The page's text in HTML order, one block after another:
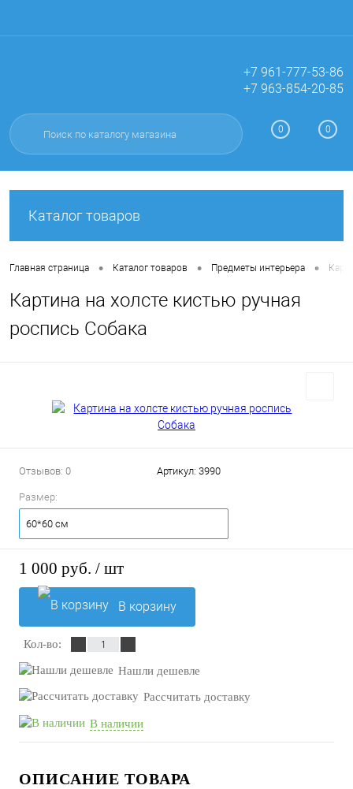
Вход Регистрация
+7 961-777-53-86
+7 963-854-20-85
0 0
Каталог товаров
Главная страница • Каталог товаров • Предметы интерьера •
Картина на холсте кистью ручная
роспись Cобака
Отзывов: 0 Артикул: 3990
Размер:
60*60 см
1 000 руб. / шт
В корзину
Кол-во:
Нашли дешевле
Рассчитать доставку
В наличии
ОПИСАНИЕ ТОВАРА